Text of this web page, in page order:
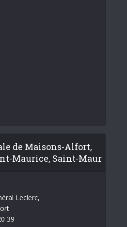
de Maisons-Alfort,
Maurice, Saint-Maur
Leclerc,
39